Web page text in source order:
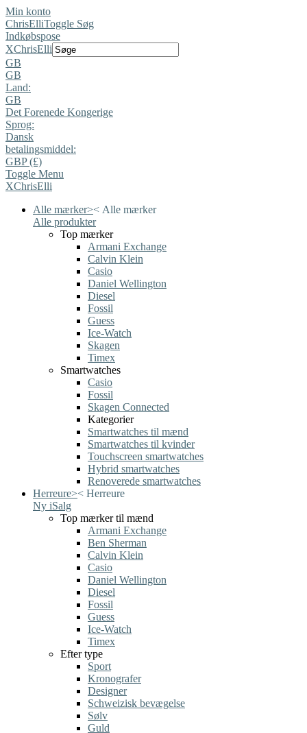
Min konto
ChrisElliToggle Søg
Indkøbspose
XChrisElli
GB
GB
Land:
GB
Det Forenede Kongerige
Sprog:
Dansk
betalingsmiddel:
GBP (£)
Toggle Menu
XChrisElli
Alle mærker>< Alle mærker
Alle produkter
Top mærker
Armani Exchange
Calvin Klein
Casio
Daniel Wellington
Diesel
Fossil
Guess
Ice-Watch
Skagen
Timex
Smartwatches
Casio
Fossil
Skagen Connected
Kategorier
Smartwatches til mænd
Smartwatches til kvinder
Touchscreen smartwatches
Hybrid smartwatches
Renoverede smartwatches
Herreure>< Herreure
Ny iSalg
Top mærker til mænd
Armani Exchange
Ben Sherman
Calvin Klein
Casio
Daniel Wellington
Diesel
Fossil
Guess
Ice-Watch
Timex
Efter type
Sport
Kronografer
Designer
Schweizisk bevægelse
Sølv
Guld